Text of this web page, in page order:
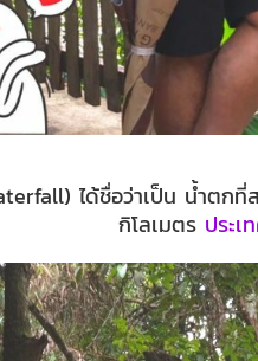
ได้ชื่อว่าเป็น น้ำตก
กิโลเมตร ประเ